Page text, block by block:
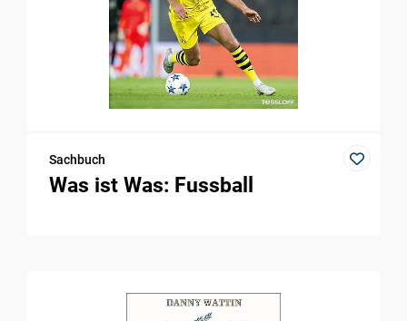
Sachbuch
Was ist Was: Fussball